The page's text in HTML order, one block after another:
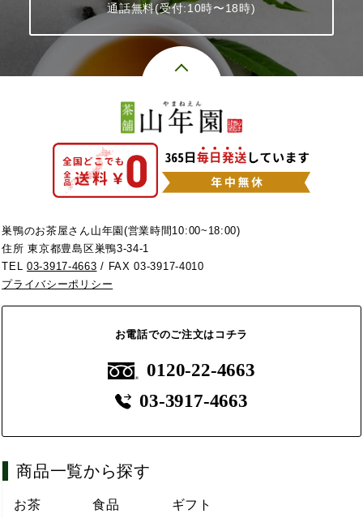
通話無料(受付:10時〜18時)
巣鴨のお茶屋さん山年園(営業時間10:00~18:00)
住所 東京都豊島区巣鴨3-34-1
TEL03-3917-4663 / FAX 03-3917-4010
プライバシーポリシー
お電話でのご注文はコチラ
0120-22-4663
03-3917-4663
商品一覧から探す
お茶 食品 ギフト